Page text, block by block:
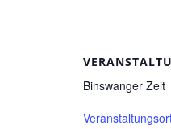
Binswanger Zelt